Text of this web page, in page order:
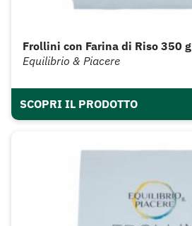
Frollini con Farina di Riso 350 g
Equilibrio & Piacere
SCOPRI IL PRODOTTO